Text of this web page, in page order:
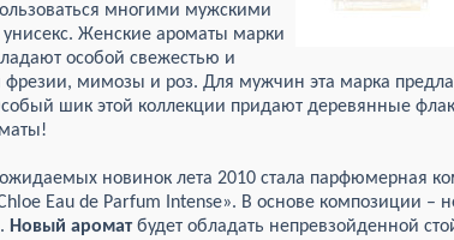
многими мужскими
Женские ароматы марки
особой свежестью и
фрезии, мимозы и роз. Для мужчин эта марка
шик этой коллекции придают деревянные
новинок лета 2010 стала парфюмерная
Eau de Parfum Intense». В основе композиции –
Новый ароматбудет обладать непревзойденной